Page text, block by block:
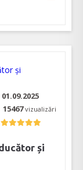
01.09.2025
15467vizualizări
și